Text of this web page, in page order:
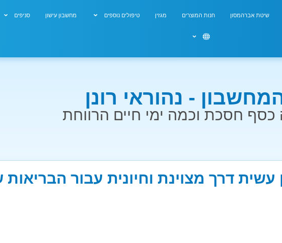
שיטת אברהמסון חנות המוצרים מגזין טיפולים נוספים מחשבון עישון סניפים
- נהוראי רונן
כסף חסכת וכמה ימי חיים הרווחת
עשית דרך מצוינת וחיונית עבור